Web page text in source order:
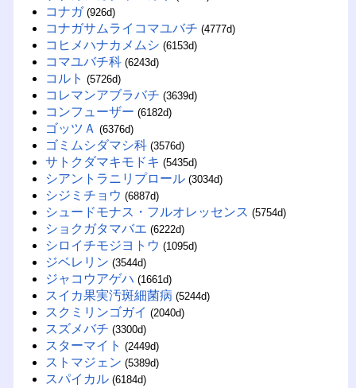
コナガ (926d)
コナガサムライコマユバチ (4777d)
コヒメハナカメムシ (6153d)
コマユバチ科 (6243d)
コルト (5726d)
コレマンアブラバチ (3639d)
コンフューザー (6182d)
ゴッツＡ (6376d)
ゴミムシダマシ科 (3576d)
サトクダマキモドキ (5435d)
シアントラニリプロール (3034d)
シジミチョウ (6887d)
シュードモナス・フルオレッセンス (5754d)
ショクガタマバエ (6222d)
シロイチモジヨトウ (1095d)
ジベレリン (3544d)
ジャコウアゲハ (1661d)
スイカ果実汚斑細菌病 (5244d)
スクミリンゴガイ (2040d)
スズメバチ (3300d)
スターマイト (2449d)
ストマジェン (5389d)
スパイカル (6184d)